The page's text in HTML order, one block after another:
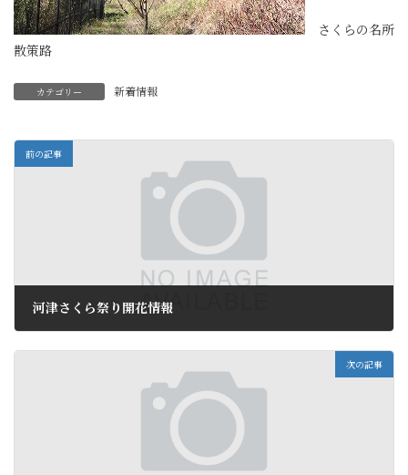
さくらの名所
散策路
カテゴリー 新着情報
前の記事
河津さくら祭り開花情報
次の記事